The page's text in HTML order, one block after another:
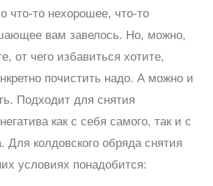
что-то нехорошее, что-то
вам завелось. Но, можно,
от чего избавиться хотите,
почистить надо. А можно и
Подходит для снятия
как с себя самого, так и с
Для колдовского обряда снятия
условиях понадобится: